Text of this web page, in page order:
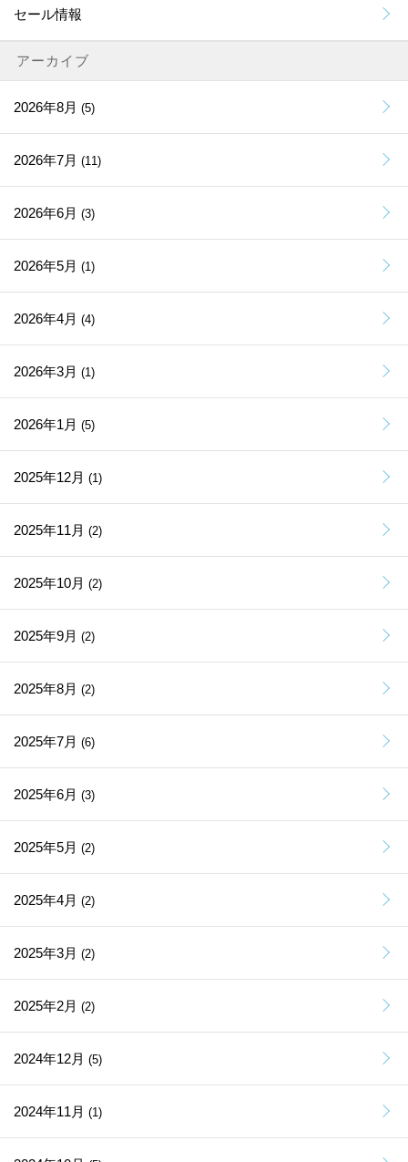
セール情報
アーカイブ
2026年8月 (5)
2026年7月 (11)
2026年6月 (3)
2026年5月 (1)
2026年4月 (4)
2026年3月 (1)
2026年1月 (5)
2025年12月 (1)
2025年11月 (2)
2025年10月 (2)
2025年9月 (2)
2025年8月 (2)
2025年7月 (6)
2025年6月 (3)
2025年5月 (2)
2025年4月 (2)
2025年3月 (2)
2025年2月 (2)
2024年12月 (5)
2024年11月 (1)